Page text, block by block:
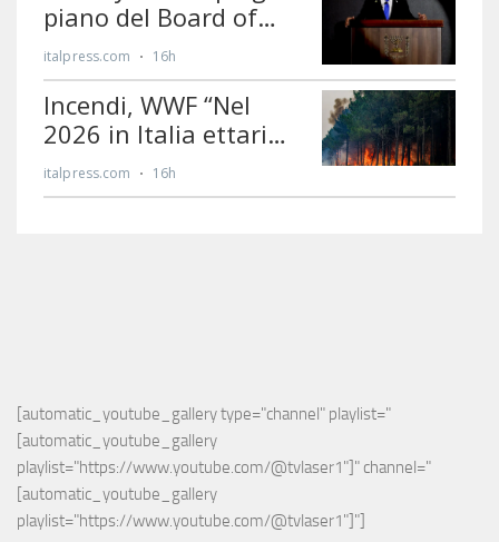
[automatic_youtube_gallery type="channel" playlist="
[automatic_youtube_gallery
playlist="https://www.youtube.com/@tvlaser1"]" channel="
[automatic_youtube_gallery
playlist="https://www.youtube.com/@tvlaser1"]"]